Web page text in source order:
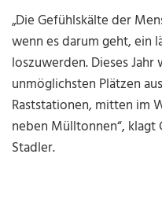
„Die Gefühlskälte der
wenn es darum geht, ein
loszuwerden. Dieses
unmöglichsten Plätzen
Raststationen, mitten im
neben Mülltonnen“, klagt
Stadler.